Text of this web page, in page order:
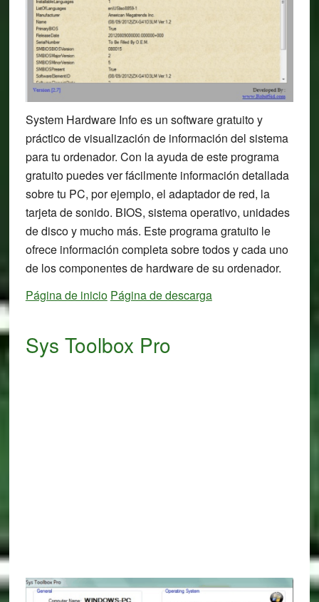
System Hardware Info es un software gratuito y
práctico de visualización de información del sistema
para tu ordenador. Con la ayuda de este programa
gratuito puedes ver fácilmente información detallada
sobre tu PC, por ejemplo, el adaptador de red, la
tarjeta de sonido. BIOS, sistema operativo, unidades
de disco y mucho más. Este programa gratuito le
ofrece información completa sobre todos y cada uno
de los componentes de hardware de su ordenador.
Página de inicio Página de descarga
Sys Toolbox Pro